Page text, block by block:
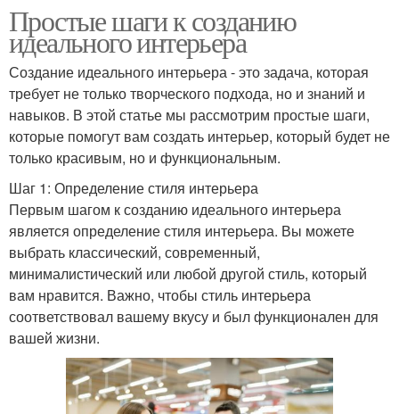
Простые шаги к созданию
идеального интерьера
Создание идеального интерьера - это задача, которая
требует не только творческого подхода, но и знаний и
навыков. В этой статье мы рассмотрим простые шаги,
которые помогут вам создать интерьер, который будет не
только красивым, но и функциональным.
Шаг 1: Определение стиля интерьера
Первым шагом к созданию идеального интерьера
является определение стиля интерьера. Вы можете
выбрать классический, современный,
минималистический или любой другой стиль, который
вам нравится. Важно, чтобы стиль интерьера
соответствовал вашему вкусу и был функционален для
вашей жизни.